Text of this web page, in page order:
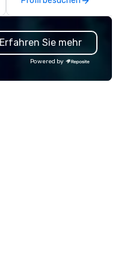
Based in Nashville and
of Tennessee and
states. We specialize in
charter buses, executive
shuttles, and private group
transport. Why Event Planners
Choose Us Diverse Fleet:
Erfahren Sie mehr
Powered by